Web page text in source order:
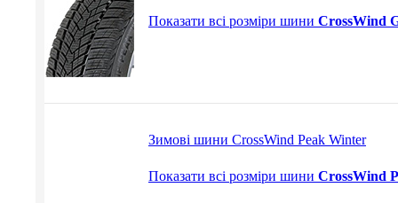
Показати всі розміри шини CrossWind
Зимові шини CrossWind Peak Winter
Показати всі розміри шини CrossWind